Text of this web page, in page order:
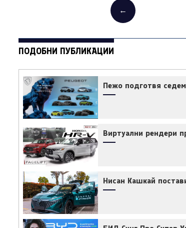
←
ПОДОБНИ ПУБЛИКАЦИИ
Пежо подготвя
Виртуални рендери
Нисан Кашкай